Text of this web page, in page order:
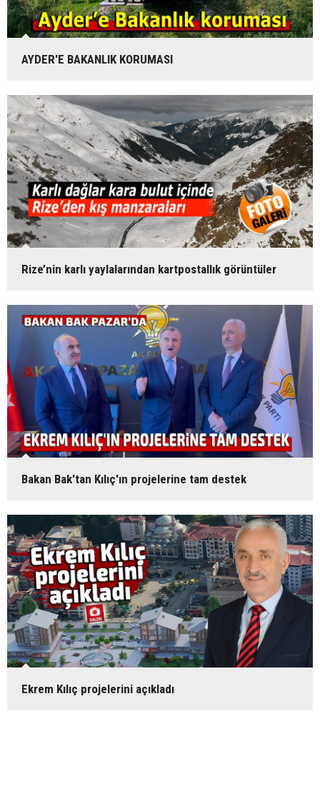
AYDER'E BAKANLIK KORUMASI
Rize’nin karlı yaylalarından kartpostallık görüntüler
Bakan Bak'tan Kılıç'ın projelerine tam destek
Ekrem Kılıç projelerini açıkladı